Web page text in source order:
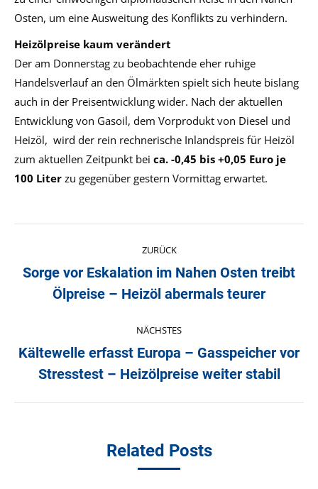
Osten, um eine Ausweitung des Konflikts zu verhindern.
Heizölpreise kaum verändert
Der am Donnerstag zu beobachtende eher ruhige
Handelsverlauf an den Ölmärkten spielt sich heute bislang
auch in der Preisentwicklung wider. Nach der aktuellen
Entwicklung von Gasoil, dem Vorprodukt von Diesel und
Heizöl, wird der rein rechnerische Inlandspreis für Heizöl
zum aktuellen Zeitpunkt bei ca. -0,45 bis +0,05 Euro je
100 Liter zu gegenüber gestern Vormittag erwartet.
Kommentarnavigation
ZURÜCK
Vorheriger
Beitrag:
Sorge vor Eskalation im Nahen Osten treibt
Ölpreise – Heizöl abermals teurer
NÄCHSTES
Nächster
Beitrag:
Kältewelle erfasst Europa – Gasspeicher vor
Stresstest – Heizölpreise weiter stabil
Related Posts